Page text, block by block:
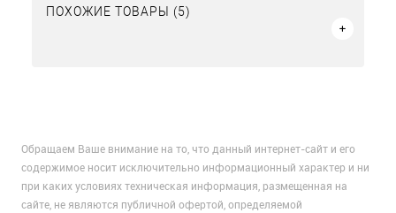
ПОХОЖИЕ ТОВАРЫ (5)
Обращаем Ваше внимание на то, что данный интернет-сайт и его
содержимое носит исключительно информационный характер и ни
при каких условиях техническая информация, размещенная на
сайте, не являются публичной офертой, определяемой